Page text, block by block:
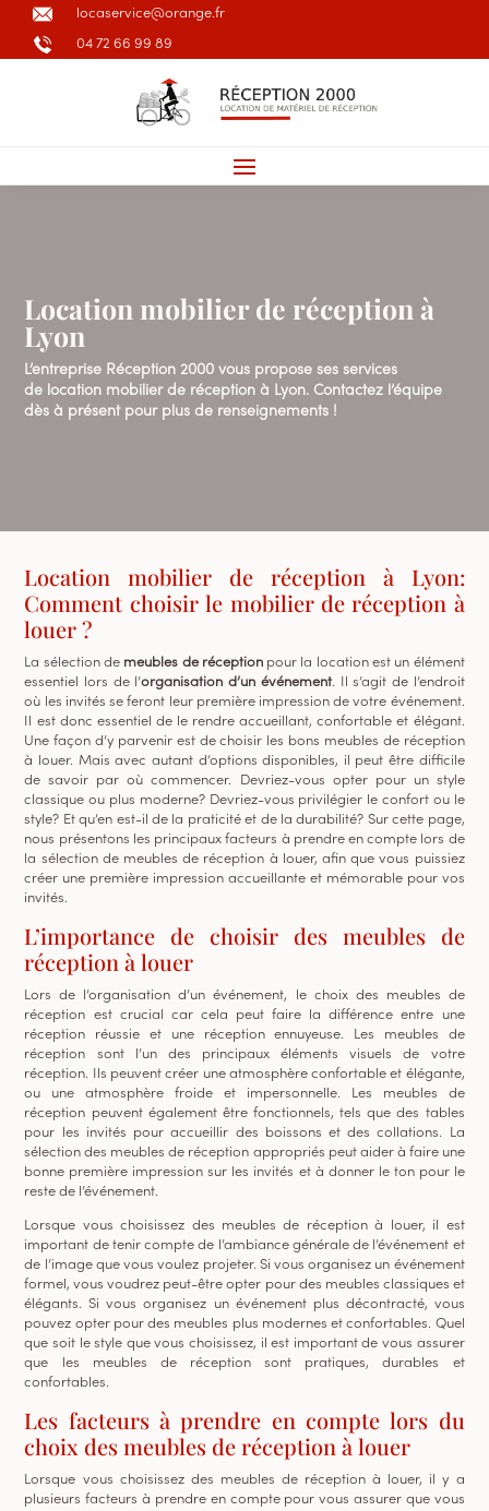
locaservice@orange.fr
04 72 66 99 89
Location mobilier de réception à
Lyon
L’entreprise Réception 2000 vous propose ses services
de location mobilier de réception à Lyon. Contactez l’équipe
dès à présent pour plus de renseignements !
Location mobilier de réception à Lyon:
Comment choisir le mobilier de réception à
louer ?
La sélection de meubles de réception pour la location est un élément
essentiel lors de l’organisation d’un événement. Il s’agit de l’endroit
où les invités se feront leur première impression de votre événement.
Il est donc essentiel de le rendre accueillant, confortable et élégant.
Une façon d’y parvenir est de choisir les bons meubles de réception
à louer. Mais avec autant d’options disponibles, il peut être difficile
de savoir par où commencer. Devriez-vous opter pour un style
classique ou plus moderne? Devriez-vous privilégier le confort ou le
style? Et qu’en est-il de la praticité et de la durabilité? Sur cette page,
nous présentons les principaux facteurs à prendre en compte lors de
la sélection de meubles de réception à louer, afin que vous puissiez
créer une première impression accueillante et mémorable pour vos
invités.
L’importance de choisir des meubles de
réception à louer
Lors de l’organisation d’un événement, le choix des meubles de
réception est crucial car cela peut faire la différence entre une
réception réussie et une réception ennuyeuse. Les meubles de
réception sont l’un des principaux éléments visuels de votre
réception. Ils peuvent créer une atmosphère confortable et élégante,
ou une atmosphère froide et impersonnelle. Les meubles de
réception peuvent également être fonctionnels, tels que des tables
pour les invités pour accueillir des boissons et des collations. La
sélection des meubles de réception appropriés peut aider à faire une
bonne première impression sur les invités et à donner le ton pour le
reste de l’événement.
Lorsque vous choisissez des meubles de réception à louer, il est
important de tenir compte de l’ambiance générale de l’événement et
de l’image que vous voulez projeter. Si vous organisez un événement
formel, vous voudrez peut-être opter pour des meubles classiques et
élégants. Si vous organisez un événement plus décontracté, vous
pouvez opter pour des meubles plus modernes et confortables. Quel
que soit le style que vous choisissez, il est important de vous assurer
que les meubles de réception sont pratiques, durables et
confortables.
Les facteurs à prendre en compte lors du
choix des meubles de réception à louer
Lorsque vous choisissez des meubles de réception à louer, il y a
plusieurs facteurs à prendre en compte pour vous assurer que vous